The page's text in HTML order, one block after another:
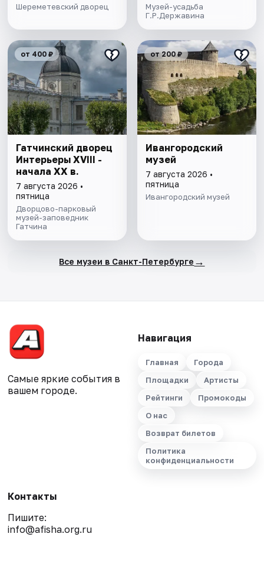
Шереметевский дворец
Музей-усадьба
Г.Р.Державина
от 400 ₽
Гатчинский дворец
Интерьеры ХVIII -
начала ХХ в.
7 августа 2026 •
пятница
Дворцово-парковый
музей-заповедник
Гатчина
от 200 ₽
Ивангородский
музей
7 августа 2026 •
пятница
Ивангородский музей
Все музеи в Санкт-Петербурге →
Самые яркие события в
вашем городе.
Навигация
Главная
Города
Площадки
Артисты
Рейтинги
Промокоды
О нас
Возврат билетов
Политика
конфиденциальности
Контакты
Пишите:
info@afisha.org.ru